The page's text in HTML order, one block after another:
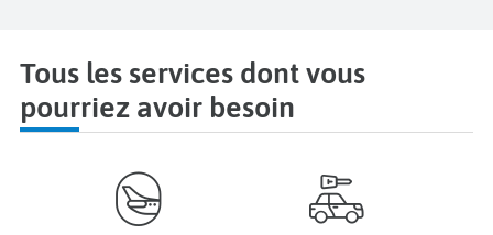
Tous les services dont vous
pourriez avoir besoin